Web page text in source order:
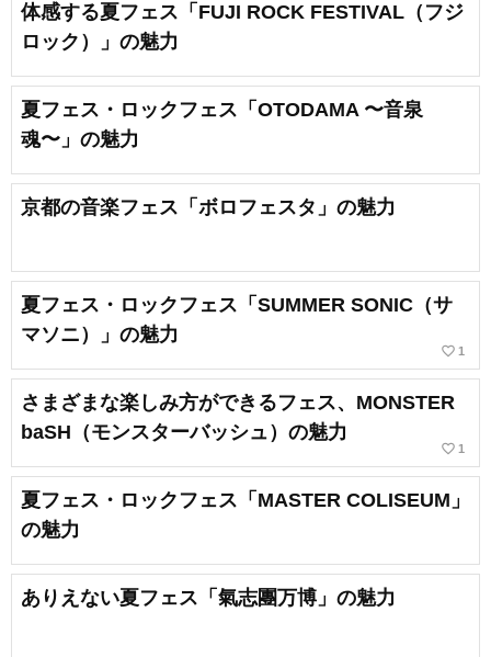
体感する夏フェス「FUJI ROCK FESTIVAL（フジ
ロック）」の魅力
夏フェス・ロックフェス「OTODAMA 〜音泉
魂〜」の魅力
京都の音楽フェス「ボロフェスタ」の魅力
夏フェス・ロックフェス「SUMMER SONIC（サ
マソニ）」の魅力
favorite_border 1
さまざまな楽しみ方ができるフェス、MONSTER
baSH（モンスターバッシュ）の魅力
favorite_border 1
夏フェス・ロックフェス「MASTER COLISEUM」
の魅力
ありえない夏フェス「氣志團万博」の魅力